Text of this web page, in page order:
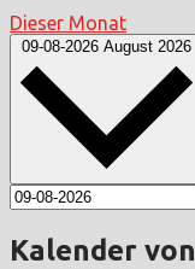
Dieser Monat
09-08-2026 August 2026
Kalender